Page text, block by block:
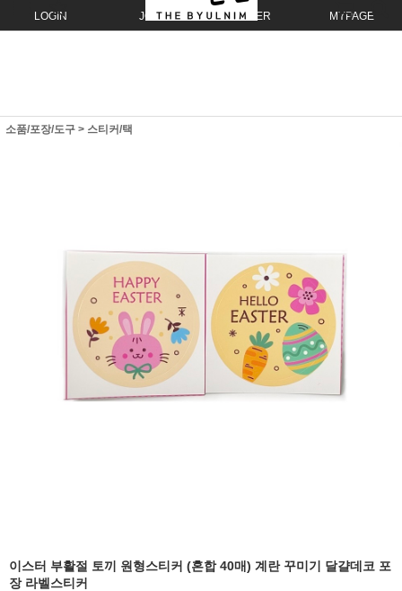
LOGIN JOIN ORDER MYPAGE
소품/포장/도구 > 스티커/택
이스터 부활절 토끼 원형스티커 (혼합 40매) 계란 꾸미기 달걀데코 포
장 라벨스티커